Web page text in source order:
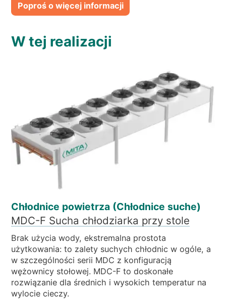
Poproś o więcej informacji
W tej realizacji
Chłodnice powietrza (Chłodnice suche)
MDC-F Sucha chłodziarka przy stole
Brak użycia wody, ekstremalna prostota
użytkowania: to zalety suchych chłodnic w ogóle, a
w szczególności serii MDC z konfiguracją
wężownicy stołowej. MDC-F to doskonałe
rozwiązanie dla średnich i wysokich temperatur na
wylocie cieczy.